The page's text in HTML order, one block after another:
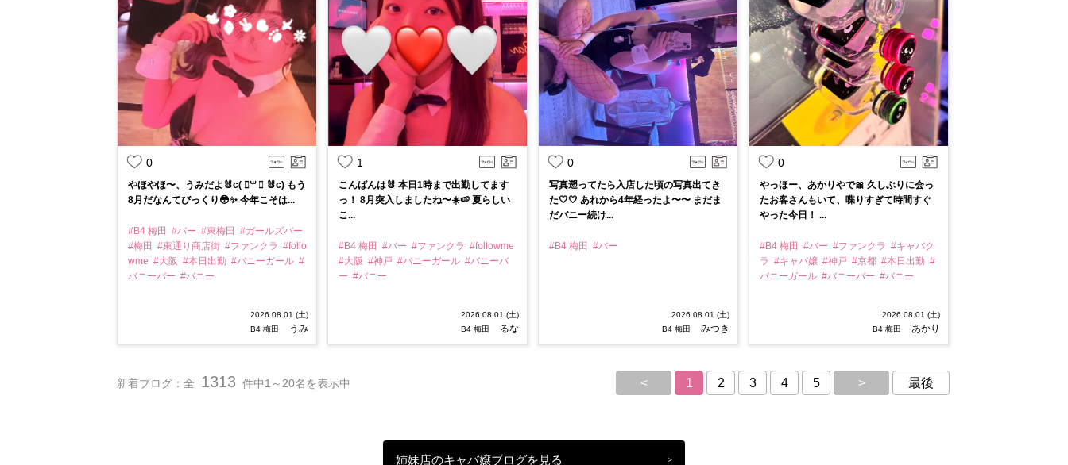
0
やほやほ〜、うみだよ🐰c( ॑꒳ ॑ 🐰c) もう
8月だなんてびっくり😳✨ 今年こそは...
#B4 梅田 #バー #東梅田 #ガールズバー
#梅田 #東通り商店街 #ファンクラ #follo
wme #大阪 #本日出勤 #バニーガール #
バニーバー #バニー
2026.08.01 (土)
B4 梅田
うみ
1
こんばんは🐰 本日1時まで出勤してます
っ！ 8月突入しましたね〜☀️🍉 夏らしい
こ...
#B4 梅田 #バー #ファンクラ #followme
#大阪 #神戸 #バニーガール #バニーバ
ー #バニー
2026.08.01 (土)
B4 梅田
るな
0
写真遡ってたら入店した頃の写真出てき
た🤍🤍 あれから4年経ったよ〜〜 まだま
だバニー続け...
#B4 梅田 #バー
2026.08.01 (土)
B4 梅田
みつき
0
やっほー、あかりやで🎀 久しぶりに会っ
たお客さんもいて、喋りすぎて時間すぐ
やった今日！ ...
#B4 梅田 #バー #ファンクラ #キャバク
ラ #キャバ嬢 #神戸 #京都 #本日出勤 #
バニーガール #バニーバー #バニー
2026.08.01 (土)
B4 梅田
あかり
新着ブログ：全 1313 件中1～20名を表示中 < 1 2 3 4 5 > 最後
姉妹店のキャバ嬢ブログを見る >